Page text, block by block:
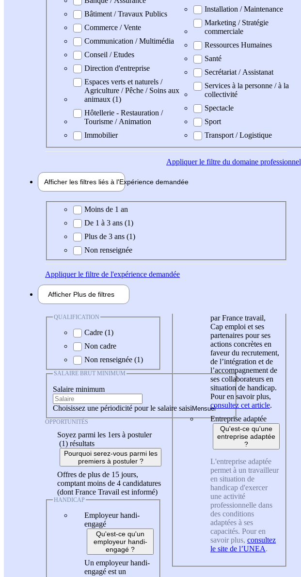
Bâtiment / Travaux Publics
Commerce / Vente
Communication / Multimédia
Conseil / Etudes
Direction d'entreprise
Espaces verts et naturels /
Agriculture / Pêche / Soins aux
animaux (1)
Hôtellerie - Restauration /
Tourisme / Animation
Immobilier
Installation / Maintenance
Marketing / Stratégie
commerciale
Ressources Humaines
Santé
Secrétariat / Assistanat
Services à la personne / à la
collectivité
Spectacle
Sport
Transport / Logistique
Appliquerle filtre du domaine professionnel
Afficher les filtres liés à l'Expérience demandée
Expérience demandée
Moins de 1 an
De 1 à 3 ans (1)
Plus de 3 ans (1)
Non renseignée
Appliquerle filtre de l'expérience demandée
Afficher Plus de filtres
QUALIFICATION
Cadre (1)
Non cadre
Non renseignée (1)
SALAIRE BRUT MINIMUM
Salaire minimum
Choisissez une périodicité pour le salaire saisi
OPPORTUNITÉS
Soyez parmi les 1ers à postuler
(1) résultats
Pourquoi serez-vous parmi les
premiers à postuler ?
Offres de plus de 15 jours,
comptant moins de 4 candidatures
(dont France Travail est informé)
HANDICAP
Employeur handi-
engagé
Qu'est-ce qu'un
employeur handi-
engagé ?
Un employeur handi-
engagé est un
par France travail,
Cap emploi et ses
partenaires pour ses
actions concrètes en
faveur du recrutement,
de l’intégration et de
l’accompagnement de
ses collaborateurs en
situation de handicap.
Pour en savoir plus,
consultez cet article.
Entreprise adaptée
Qu'est-ce qu'une
entreprise adaptée
?
L'entreprise adaptée
permet à un travailleur
en situation de
handicap d'exercer
une activité
professionnelle dans
des conditions
adaptées à ses
capacités. Pour en
savoir plus, consultez
le site de l’UNEA.